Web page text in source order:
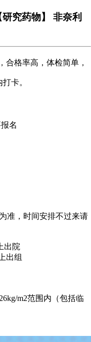
究药物】 非奈利
合格率高，体检简单，
卡。
名
准，时间安排不过来请
出院
出组
m2范围内（包括临